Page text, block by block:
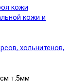
кожи
кожи и
хольнитенов,
т.5мм